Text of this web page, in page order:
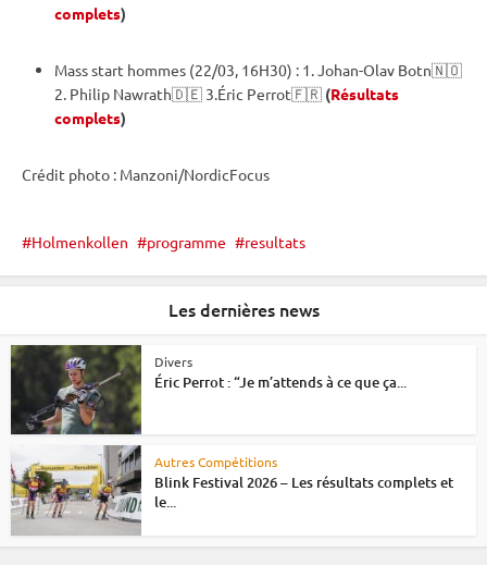
complets)
Mass start hommes (22/03, 16H30) : 1. Johan-Olav Botn🇳🇴
2. Philip Nawrath🇩🇪 3.Éric Perrot🇫🇷 (Résultats
complets)
Crédit photo : Manzoni/NordicFocus
Holmenkollen programme resultats
Les dernières news
Divers
Éric Perrot : “Je m’attends à ce que ça...
Autres Compétitions
Blink Festival 2026 – Les résultats complets et
le...